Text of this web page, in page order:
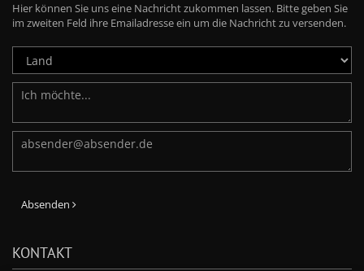
Hier können Sie uns eine Nachricht zukommen lassen. Bitte geben Sie
im zweiten Feld ihre Emailadresse ein um die Nachricht zu versenden.
Absenden
KONTAKT